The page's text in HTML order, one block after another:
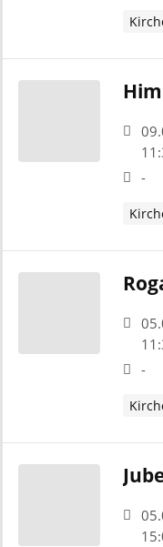
-
-